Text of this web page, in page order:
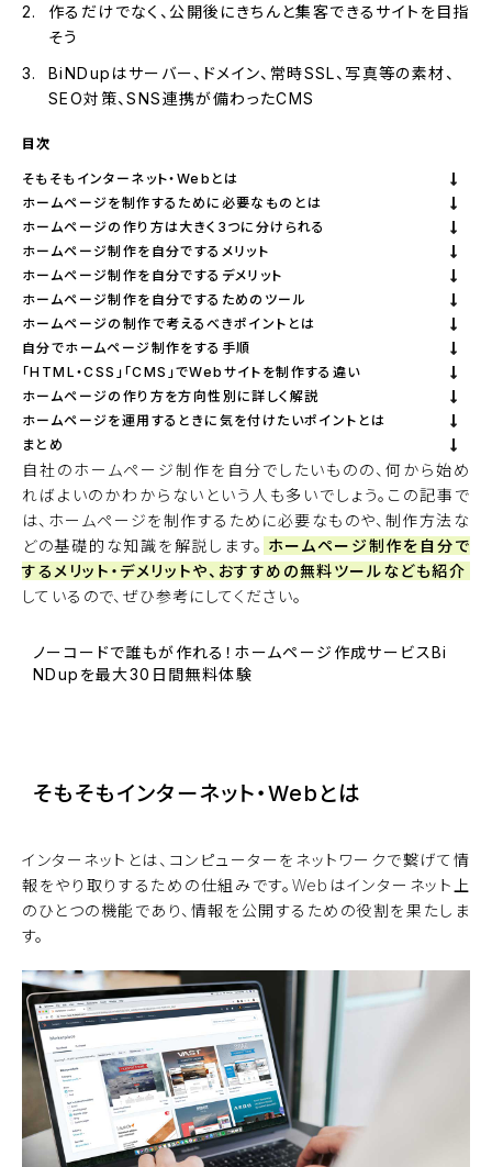
作るだけでなく、公開後にきちんと集客できるサイトを目指
そう
BiNDupはサーバー、ドメイン、常時SSL、写真等の素材、
SEO対策、SNS連携が備わったCMS
目次
そもそもインターネット・Webとは
ホームページを制作するために必要なものとは
ホームページの作り方は大きく3つに分けられる
ホームページ制作を自分でするメリット
ホームページ制作を自分でするデメリット
ホームページ制作を自分でするためのツール
ホームページの制作で考えるべきポイントとは
自分でホームページ制作をする手順
「HTML・CSS」「CMS」でWebサイトを制作する違い
ホームページの作り方を方向性別に詳しく解説
ホームページを運用するときに気を付けたいポイントとは
まとめ
自社のホームページ制作を自分でしたいものの、何から始め
ればよいのかわからないという人も多いでしょう。この記事で
は、ホームページを制作するために必要なものや、制作方法な
どの基礎的な知識を解説します。 ホームページ制作を自分で
するメリット・デメリットや、おすすめの無料ツールなども紹介
しているので、ぜひ参考にしてください。
ノーコードで誰もが作れる！ホームページ作成サービスBi
NDupを最大30日間無料体験
そもそもインターネット・Webとは
インターネットとは、コンピューターをネットワークで繋げて情
報をやり取りするための仕組みです。Webはインターネット上
のひとつの機能であり、情報を公開するための役割を果たしま
す。